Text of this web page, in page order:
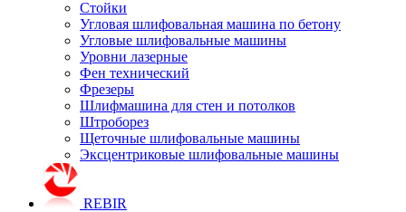
Стойки
Угловая шлифовальная машина по бетону
Угловые шлифовальные машины
Уровни лазерные
Фен технический
Фрезеры
Шлифмашина для стен и потолков
Штроборез
Щеточные шлифовальные машины
Эксцентриковые шлифовальные машины
REBIR